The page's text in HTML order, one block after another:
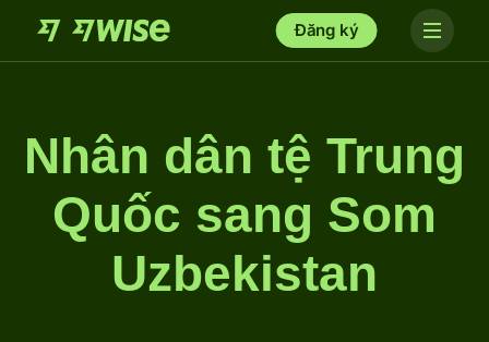
Đăng ký
Nhân dân tệ Trung
Quốc sang Som
Uzbekistan